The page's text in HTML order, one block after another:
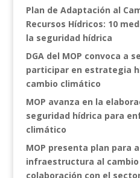
Plan de Adaptación al
Recursos Hídricos: 10
la seguridad hídrica
DGA del MOP convoca a
participar en estrategia
cambio climático
MOP avanza en la
seguridad hídrica para
climático
MOP presenta plan para
infraestructura al
colaboración con el